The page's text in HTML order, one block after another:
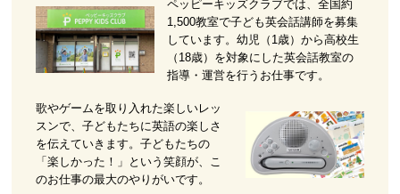
ペッピーキッズクラブでは、全国約
1,500教室で子ども英会話講師を募集
しています。幼児（1歳）から高校生
（18歳）を対象にした英会話教室の
指導・運営を行うお仕事です。
歌やゲームを取り入れた楽しいレッ
スンで、子どもたちに英語の楽しさ
を伝えていきます。子どもたちの
「楽しかった！」という笑顔が、こ
のお仕事の最大のやりがいです。